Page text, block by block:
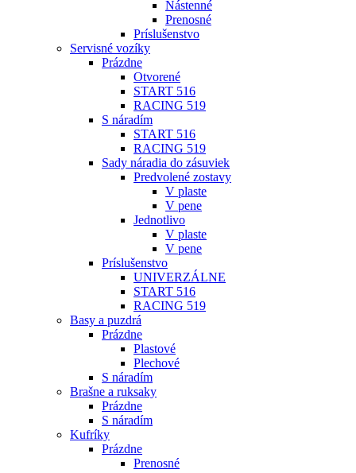
Nástenné
Prenosné
Príslušenstvo
Servisné vozíky
Prázdne
Otvorené
START 516
RACING 519
S náradím
START 516
RACING 519
Sady náradia do zásuviek
Predvolené zostavy
V plaste
V pene
Jednotlivo
V plaste
V pene
Príslušenstvo
UNIVERZÁLNE
START 516
RACING 519
Basy a puzdrá
Prázdne
Plastové
Plechové
S náradím
Brašne a ruksaky
Prázdne
S náradím
Kufríky
Prázdne
Prenosné